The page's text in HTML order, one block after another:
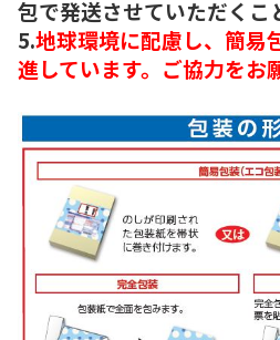
包で発送させていただくこ
5.地球環境に配慮し、簡易
進しています。ご協力をお